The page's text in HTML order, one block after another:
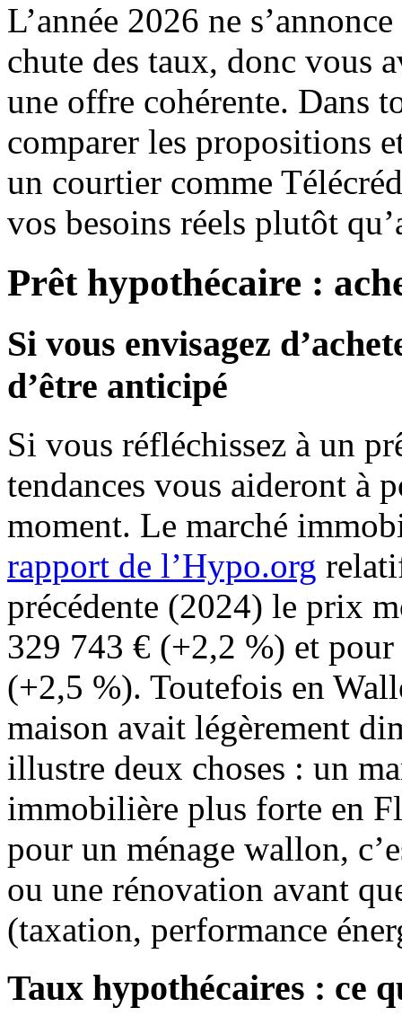
L’année 2026 ne
chute des taux, donc vous
une offre cohérente. Dans
comparer les propositions
un courtier comme
vos besoins réels plutôt
Prêt hypothécaire :
Si vous envisagez
d’être anticipé
Si vous réfléchissez à un
tendances vous aideront à
moment. Le marché
rapport de l’Hypo.org
précédente (2024) le prix
329 743 € (+2,2 %) et
(+2,5 %). Toutefois en
maison avait légèrement
illustre deux choses : un
immobilière plus forte en
pour un ménage wallon,
ou une rénovation avant
(taxation, performance
Taux hypothécaires : ce